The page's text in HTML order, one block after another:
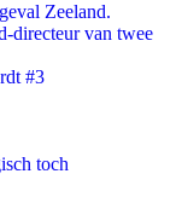
Zeeland.
directeur van twee
#3
toch